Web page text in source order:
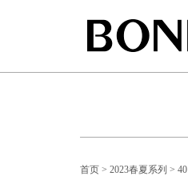
首页 > 2023春夏系列 > 40